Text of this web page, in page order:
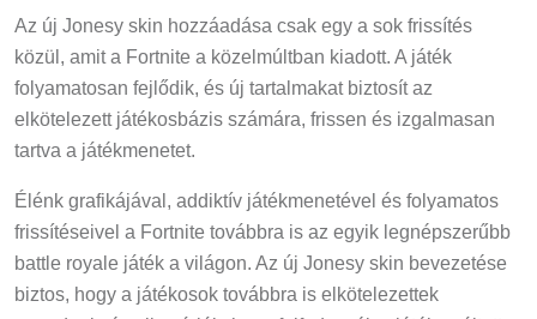
Az új Jonesy skin hozzáadása csak egy a sok frissítés
közül, amit a Fortnite a közelmúltban kiadott. A játék
folyamatosan fejlődik, és új tartalmakat biztosít az
elkötelezett játékosbázis számára, frissen és izgalmasan
tartva a játékmenetet.
Élénk grafikájával, addiktív játékmenetével és folyamatos
frissítéseivel a Fortnite továbbra is az egyik legnépszerűbb
battle royale játék a világon. Az új Jonesy skin bevezetése
biztos, hogy a játékosok továbbra is elkötelezettek